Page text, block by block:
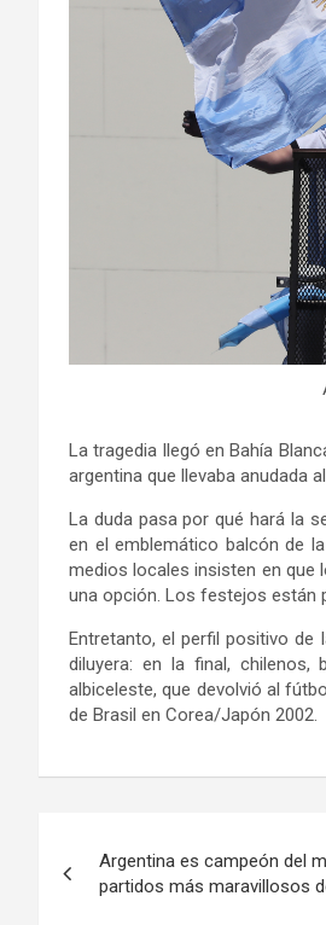
La tragedia llegó en Bahía
argentina que llevaba anudada
La duda pasa por qué hará la
en el emblemático balcón de
medios locales insisten en que
una opción. Los festejos están
Entretanto, el perfil positivo de
diluyera: en la final, chilenos,
albiceleste, que devolvió al
de Brasil en Corea/Japón 2002.
de
Argentina es campeón del
partidos más maravillosos